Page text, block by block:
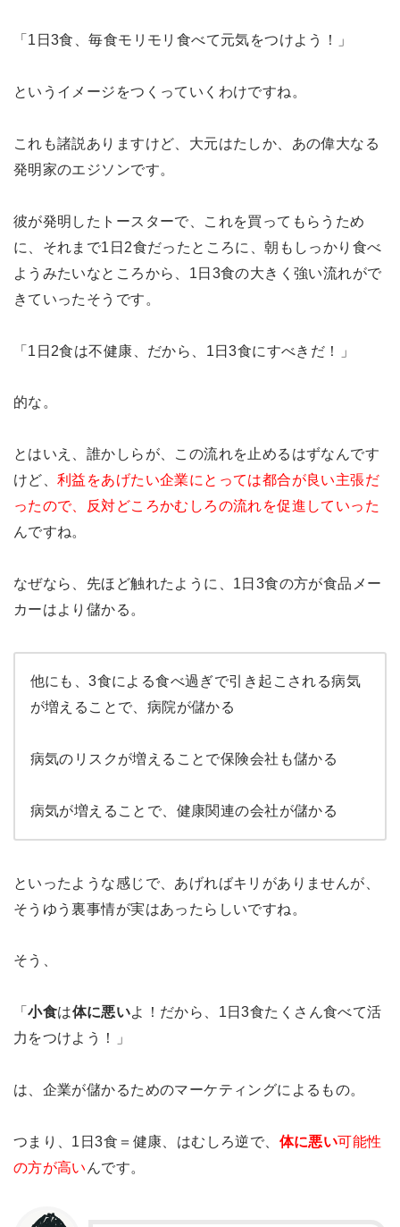
「1日3食、毎食モリモリ食べて元気をつけよう！」
というイメージをつくっていくわけですね。
これも諸説ありますけど、大元はたしか、あの偉大なる
発明家のエジソンです。
彼が発明したトースターで、これを買ってもらうため
に、それまで1日2食だったところに、朝もしっかり食べ
ようみたいなところから、1日3食の大きく強い流れがで
きていったそうです。
「1日2食は不健康、だから、1日3食にすべきだ！」
的な。
とはいえ、誰かしらが、この流れを止めるはずなんです
けど、利益をあげたい企業にとっては都合が良い主張だ
ったので、反対どころかむしろの流れを促進していった
んですね。
なぜなら、先ほど触れたように、1日3食の方が食品メー
カーはより儲かる。
他にも、3食による食べ過ぎで引き起こされる病気
が増えることで、病院が儲かる
病気のリスクが増えることで保険会社も儲かる
病気が増えることで、健康関連の会社が儲かる
といったような感じで、あげればキリがありませんが、
そうゆう裏事情が実はあったらしいですね。
そう、
「小食は体に悪いよ！だから、1日3食たくさん食べて活
力をつけよう！」
は、企業が儲かるためのマーケティングによるもの。
つまり、1日3食＝健康、はむしろ逆で、 体に悪い可能性
の方が高い んです。